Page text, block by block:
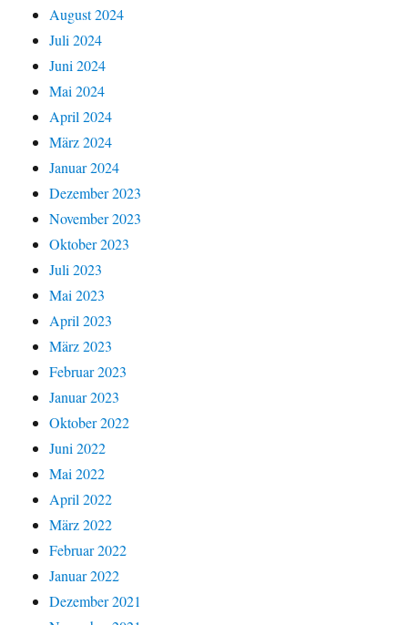
August 2024
Juli 2024
Juni 2024
Mai 2024
April 2024
März 2024
Januar 2024
Dezember 2023
November 2023
Oktober 2023
Juli 2023
Mai 2023
April 2023
März 2023
Februar 2023
Januar 2023
Oktober 2022
Juni 2022
Mai 2022
April 2022
März 2022
Februar 2022
Januar 2022
Dezember 2021